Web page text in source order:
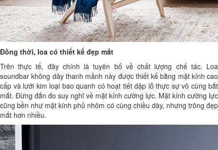
Đồng thời, loa có thiết kế đẹp mắt
Trên thực tế, đây chính là tuyên bố về chất lượng chế tác. Loa
soundbar không dây thanh mảnh này được thiết kế bằng mặt kính cao
cấp và lưới kim loại bao quanh có hoạt tiết dập lỗ thực sự vô cùng bắt
mắt. Đừng đắn đo suy nghĩ về mặt kính cường lực. Mặt kính cường lực
cũng bền như mặt kính phủ nhôm có cùng chiều dày, nhưng trông đẹp
mắt hơn nhiều.